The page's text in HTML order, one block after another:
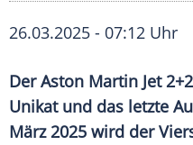
26.03.2025 - 07:12 Uhr
Der Aston Martin Jet
Unikat und das letzte
März 2025 wird der